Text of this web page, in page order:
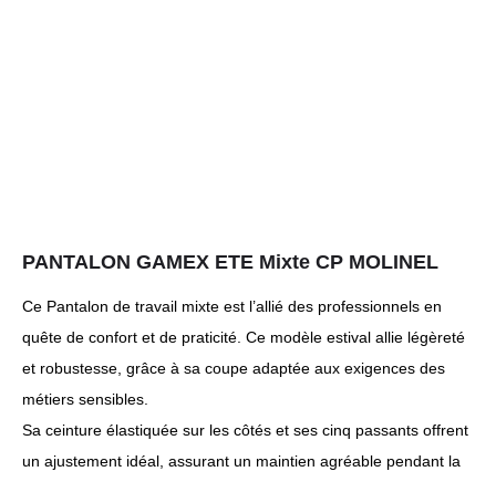
PANTALON GAMEX ETE Mixte CP MOLINEL
Ce Pantalon de travail mixte est l’allié des professionnels en
quête de confort et de praticité. Ce modèle estival allie légèreté
et robustesse, grâce à sa coupe adaptée aux exigences des
métiers sensibles.
Sa ceinture élastiquée sur les côtés et ses cinq passants offrent
un ajustement idéal, assurant un maintien agréable pendant la